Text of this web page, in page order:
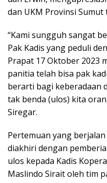
dan UKM Provinsi Sumut
“Kami sungguh sangat
Pak Kadis yang peduli
Prapat 17 Oktober 2023
panitia telah bisa pak
berarti bagi keberadaan
tak benda (ulos) kita
Siregar.
Pertemuan yang
diakhiri dengan
ulos kepada Kadis
Maslindo Sirait oleh tim